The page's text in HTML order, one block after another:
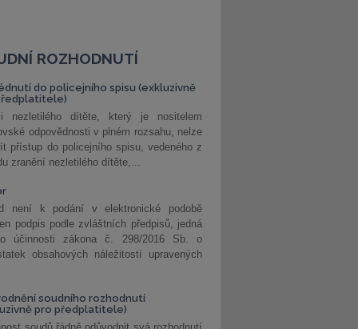
ROZHODNUTÍ
do policejního spisu (exkluzivně
nezletilého dítěte, který je nositelem
odpovědnosti v plném rozsahu, nelze
přístup do policejního spisu, vedeného z
zranění nezletilého dítěte,...
není k podání v elektronické podobě
podpis podle zvláštních předpisů, jedná
účinnosti zákona č. 298/2016 Sb. o
obsahových náležitostí upravených
soudního rozhodnutí
pro předplatitele)